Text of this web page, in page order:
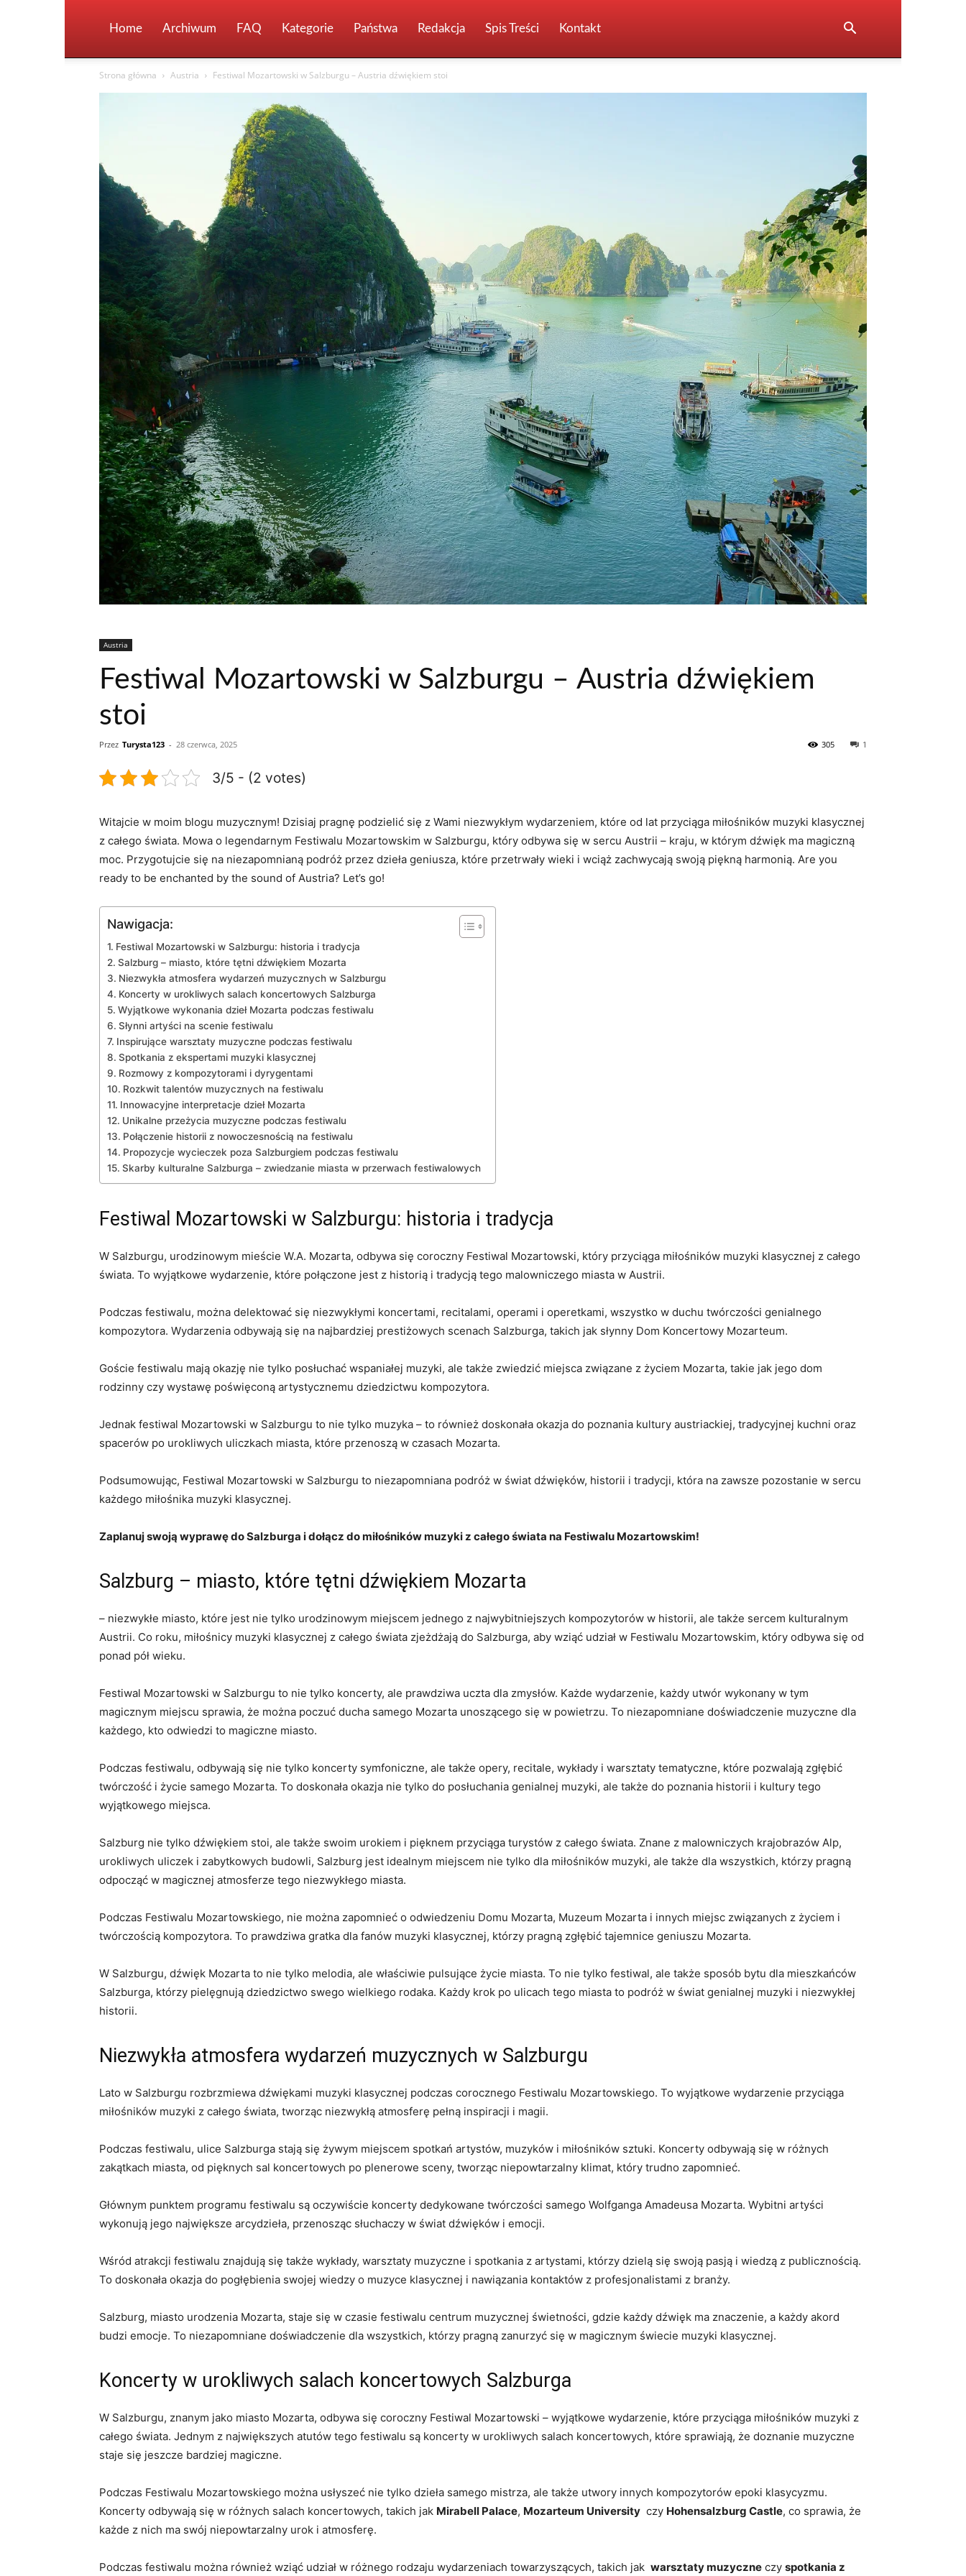
Home Archiwum FAQ Kategorie Państwa Redakcja Spis Treści Kontakt
Strona główna Austria Festiwal Mozartowski w Salzburgu – Austria dźwiękiem stoi
Austria
Festiwal Mozartowski w Salzburgu – Austria dźwiękiem
stoi
Przez Turysta123 - 28 czerwca, 2025 1
305
3/5 - (2 votes)
Witajcie w moim blogu muzycznym! Dzisiaj pragnę podzielić się⁢ z Wami niezwykłym wydarzeniem, które od ‍lat przyciąga miłośników muzyki ⁣klasycznej
z całego świata. Mowa o legendarnym Festiwalu Mozartowskim w Salzburgu, który ⁤odbywa się w sercu Austrii⁣ – kraju,⁤ w którym dźwięk ma magiczną
moc. Przygotujcie się na niezapomnianą podróż przez dzieła ⁤geniusza,⁤ które przetrwały wieki⁤ i wciąż zachwycają swoją piękną ⁣harmonią. Are you
ready to ​be enchanted by the sound‌ of ‍Austria? Let’s ⁢go!
Nawigacja:
Festiwal​ Mozartowski w Salzburgu: historia i tradycja
Salzburg – miasto, które tętni dźwiękiem Mozarta
Niezwykła ‍atmosfera wydarzeń muzycznych w Salzburgu
Koncerty w urokliwych ⁢salach koncertowych​ Salzburga
Wyjątkowe wykonania dzieł Mozarta podczas festiwalu
Słynni artyści na scenie festiwalu
Inspirujące warsztaty muzyczne podczas​ festiwalu
Spotkania z ⁢ekspertami muzyki klasycznej
Rozmowy z kompozytorami i dyrygentami
Rozkwit talentów muzycznych na festiwalu
Innowacyjne interpretacje dzieł Mozarta
Unikalne przeżycia muzyczne podczas ⁤festiwalu
Połączenie historii z nowoczesnością na festiwalu
Propozycje⁤ wycieczek⁤ poza Salzburgiem podczas festiwalu
Skarby kulturalne Salzburga – zwiedzanie miasta w przerwach festiwalowych
Festiwal​ Mozartowski w Salzburgu: historia i tradycja
W Salzburgu, urodzinowym mieście W.A. Mozarta, odbywa się coroczny Festiwal Mozartowski, który przyciąga miłośników muzyki klasycznej z całego
świata. To wyjątkowe ⁣wydarzenie, które połączone jest z historią i tradycją tego malowniczego miasta w ⁢Austrii.
Podczas⁣ festiwalu, można delektować się niezwykłymi koncertami, recitalami, operami i operetkami, wszystko w duchu twórczości genialnego
kompozytora. Wydarzenia odbywają się na najbardziej ⁤prestiżowych scenach Salzburga, takich jak słynny Dom Koncertowy Mozarteum.
Goście festiwalu mają okazję nie tylko posłuchać wspaniałej muzyki, ale także zwiedzić ​miejsca związane z ‍życiem​ Mozarta, takie jak jego dom
rodzinny czy wystawę ⁢poświęconą artystycznemu dziedzictwu kompozytora.
Jednak festiwal ⁣Mozartowski w Salzburgu ⁣to nie tylko muzyka – to również doskonała okazja do poznania‌ kultury austriackiej, tradycyjnej kuchni oraz
spacerów po urokliwych uliczkach miasta, które‌ przenoszą w czasach Mozarta.
Podsumowując,‍ Festiwal Mozartowski w Salzburgu to⁤ niezapomniana podróż w⁢ świat dźwięków, historii i tradycji, która na zawsze pozostanie w sercu
⁣każdego miłośnika muzyki ‌klasycznej.
Zaplanuj⁢ swoją ⁣wyprawę do Salzburga i ⁤dołącz do miłośników‍ muzyki z całego świata na Festiwalu Mozartowskim!
Salzburg – miasto, które tętni dźwiękiem Mozarta
– niezwykłe miasto, które jest nie‌ tylko urodzinowym miejscem jednego⁤ z najwybitniejszych⁣ kompozytorów w historii, ale ⁣także sercem kulturalnym
Austrii. Co⁢ roku, miłośnicy ‍muzyki‌ klasycznej z całego świata zjeżdżają ‍do Salzburga, aby wziąć udział w Festiwalu​ Mozartowskim, ⁢który odbywa się od
ponad pół wieku.
Festiwal Mozartowski w Salzburgu to nie tylko koncerty, ale prawdziwa uczta dla zmysłów. Każde ⁣wydarzenie, ⁣każdy utwór wykonany w tym
magicznym miejscu sprawia, że można poczuć ducha samego‌ Mozarta unoszącego się w powietrzu. To niezapomniane doświadczenie muzyczne dla
⁣każdego, ⁢kto odwiedzi to magiczne⁣ miasto.
Podczas festiwalu, odbywają się nie ‌tylko koncerty symfoniczne,⁤ ale także opery, ⁤recitale, wykłady⁣ i warsztaty tematyczne, które pozwalają zgłębić
twórczość i życie samego Mozarta. ⁣To‌ doskonała⁤ okazja nie tylko do posłuchania genialnej muzyki, ale‌ także do poznania historii i kultury tego
wyjątkowego miejsca.
Salzburg nie ‍tylko dźwiękiem ‍stoi, ale także swoim ​urokiem ​i pięknem przyciąga turystów z całego‌ świata.​ Znane z malowniczych⁤ krajobrazów Alp,
urokliwych‌ uliczek‌ i zabytkowych budowli, Salzburg jest idealnym miejscem nie tylko dla miłośników⁢ muzyki, ale‌ także dla wszystkich,‌ którzy pragną
odpocząć w magicznej ⁤atmosferze tego niezwykłego​ miasta.
Podczas Festiwalu Mozartowskiego, nie można zapomnieć o odwiedzeniu Domu Mozarta, Muzeum Mozarta i innych miejsc związanych z życiem i
twórczością kompozytora. To prawdziwa ⁤gratka dla​ fanów muzyki klasycznej, którzy pragną zgłębić tajemnice geniuszu Mozarta.
W ⁢Salzburgu, dźwięk Mozarta ⁤to nie tylko melodia, ale właściwie pulsujące życie miasta. To nie tylko festiwal, ale także sposób bytu‍ dla mieszkańców
Salzburga, ‍którzy pielęgnują dziedzictwo swego wielkiego rodaka. Każdy krok po ulicach tego miasta to ‌podróż w świat genialnej muzyki i ​niezwykłej
historii.
Niezwykła ‍atmosfera wydarzeń muzycznych w Salzburgu
Lato w ​Salzburgu rozbrzmiewa ‍dźwiękami muzyki klasycznej podczas ​corocznego Festiwalu Mozartowskiego. To wyjątkowe wydarzenie przyciąga⁢
miłośników muzyki z całego świata, ⁣tworząc niezwykłą⁣ atmosferę pełną inspiracji⁤ i magii.
Podczas festiwalu, ulice Salzburga stają się żywym miejscem spotkań artystów, ⁣muzyków ‌i ‍miłośników sztuki. Koncerty odbywają się w różnych⁣
zakątkach miasta, ⁢od ‍pięknych sal⁤ koncertowych po plenerowe sceny, tworząc niepowtarzalny klimat, który trudno zapomnieć.
Głównym punktem programu festiwalu są oczywiście koncerty dedykowane twórczości‍ samego ⁢Wolfganga Amadeusa Mozarta. Wybitni artyści
wykonują jego największe⁤ arcydzieła, przenosząc słuchaczy w‍ świat dźwięków ⁤i emocji.
Wśród atrakcji festiwalu znajdują się także wykłady, warsztaty muzyczne i spotkania ‍z artystami, ​którzy dzielą się swoją pasją ‌i ⁣wiedzą z publicznością.
To doskonała okazja do pogłębienia swojej wiedzy⁢ o⁢ muzyce klasycznej i nawiązania kontaktów ‍z​ profesjonalistami z branży.
Salzburg, miasto⁢ urodzenia Mozarta, staje ‍się w czasie festiwalu⁣ centrum muzycznej świetności, gdzie ‍każdy‍ dźwięk ma znaczenie,⁢ a każdy akord
budzi⁣ emocje. To niezapomniane doświadczenie⁤ dla wszystkich, którzy pragną zanurzyć się w magicznym ‌świecie muzyki klasycznej.
Koncerty w urokliwych ⁢salach koncertowych​ Salzburga
W Salzburgu, znanym ‌jako ⁢miasto Mozarta,‌ odbywa‍ się coroczny Festiwal Mozartowski – wyjątkowe wydarzenie, które przyciąga miłośników‌ muzyki z
całego świata. Jednym z największych atutów tego festiwalu są⁤ koncerty⁣ w urokliwych salach⁢ koncertowych,⁢ które sprawiają, że doznanie muzyczne
staje⁤ się jeszcze bardziej ‍magiczne.
Podczas Festiwalu Mozartowskiego można ‌usłyszeć nie tylko dzieła​ samego mistrza, ale także utwory innych⁢ kompozytorów epoki ⁤klasycyzmu.
Koncerty odbywają się w⁣ różnych salach koncertowych, takich jak Mirabell Palace, Mozarteum ⁣University ‌ czy Hohensalzburg Castle, co‌ sprawia, że
każde z nich ⁣ma swój niepowtarzalny urok⁤ i atmosferę.
Podczas festiwalu można również wziąć udział w​ różnego rodzaju ⁣wydarzeniach towarzyszących, takich​ jak ⁣ warsztaty muzyczne czy spotkania z